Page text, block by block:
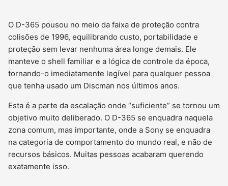
O D-365 pousou no meio da faixa de proteção contra
colisões de 1996, equilibrando custo, portabilidade e
proteção sem levar nenhuma área longe demais. Ele
manteve o shell familiar e a lógica de controle da época,
tornando-o imediatamente legível para qualquer pessoa
que tenha usado um Discman nos últimos anos.
Esta é a parte da escalação onde “suficiente” se tornou um
objetivo muito deliberado. O D-365 se enquadra naquela
zona comum, mas importante, onde a Sony se enquadra
na categoria de comportamento do mundo real, e não de
recursos básicos. Muitas pessoas acabaram querendo
exatamente isso.